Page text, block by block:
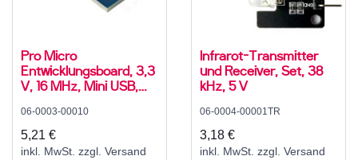
Pro Micro
Entwicklungsboard, 3,3
V, 16 MHz, Mini USB,
06-0003-00010
5,21 €
inkl. MwSt. zzgl. Versand
Infrarot-Transmitter
und Receiver, Set, 38
kHz, 5 V
06-0004-00001TR
3,18 €
inkl. MwSt. zzgl. Versand